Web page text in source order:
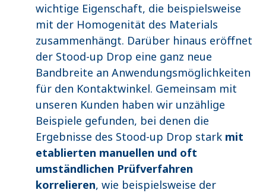
wichtige Eigenschaft, die beispielsweise
mit der Homogenität des Materials
zusammenhängt. Darüber hinaus eröffnet
der Stood-up Drop eine ganz neue
Bandbreite an Anwendungsmöglichkeiten
für den Kontaktwinkel. Gemeinsam mit
unseren Kunden haben wir unzählige
Beispiele gefunden, bei denen die
Ergebnisse des Stood-up Drop stark mit
etablierten manuellen und oft
umständlichen Prüfverfahren
korrelieren, wie beispielsweise der